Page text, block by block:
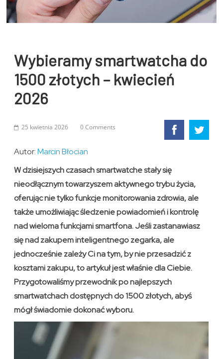
Wybieramy smartwatcha do
1500 złotych – kwiecień
2026
25 kwietnia 2026 0 Comments
Autor:Marcin Błocian
W dzisiejszych czasach smartwatche stały się
nieodłącznym towarzyszem aktywnego trybu życia,
oferując nie tylko funkcje monitorowania zdrowia, ale
także umożliwiając śledzenie powiadomień i kontrolę
nad wieloma funkcjami smartfona. Jeśli zastanawiasz
się nad zakupem inteligentnego zegarka, ale
jednocześnie zależy Ci na tym, by nie przesadzić z
kosztami zakupu, to artykuł jest właśnie dla Ciebie.
Przygotowaliśmy przewodnik po najlepszych
smartwatchach dostępnych do 1500 złotych, abyś
mógł świadomie dokonać wyboru.